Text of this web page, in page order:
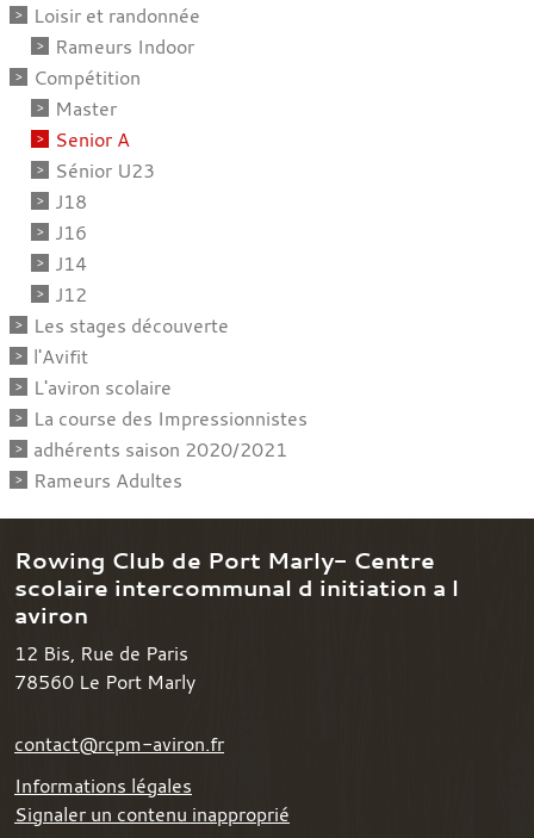
Loisir et randonnée
Rameurs Indoor
Compétition
Master
Senior A
Sénior U23
J18
J16
J14
J12
Les stages découverte
l'Avifit
L'aviron scolaire
La course des Impressionnistes
adhérents saison 2020/2021
Rameurs Adultes
Rowing Club de Port Marly- Centre
scolaire intercommunal d initiation a l
aviron
12 Bis, Rue de Paris
78560 Le Port Marly
contact@rcpm-aviron.fr
Informations légales
Signaler un contenu inapproprié